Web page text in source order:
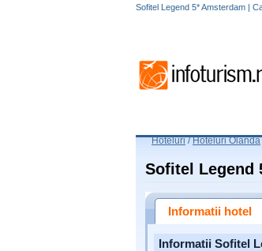
Sofitel Legend 5* Amsterdam |
Hoteluri /Hoteluri Olanda
Sofitel Legend
Informatii hotel
Informatii Sofitel